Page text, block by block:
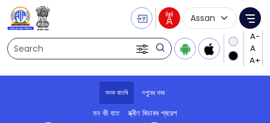
Search
Language
শুনক বাতৰি দপুুরের খবর
মন কী বাত স্ক্ৰীণ ৰিডাৰৰ প্ৰৱেশ